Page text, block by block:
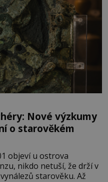
Nové výzkumy
o starověkém
objeví u ostrova
nikdo netuší, že drží v
starověku. Až